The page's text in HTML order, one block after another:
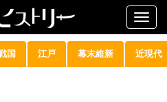
国 江戸 幕末維新 近現代